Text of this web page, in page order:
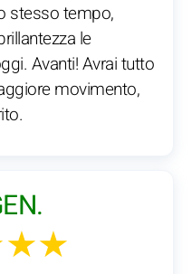
stesso tempo,
le
Avanti! Avrai tutto
movimento,